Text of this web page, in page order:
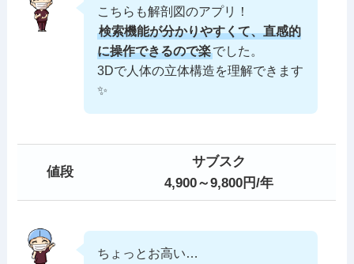
こちらも解剖図のアプリ！
検索機能が分かりやすくて、直感的
に操作できるので楽でした。
3Dで人体の立体構造を理解できます
✨
値段
サブスク
4,900～9,800円/年
ちょっとお高い…